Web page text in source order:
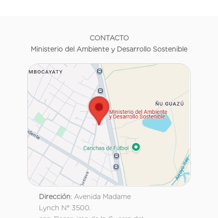
CONTACTO
Ministerio del Ambiente y Desarrollo Sostenible
Dirección: Avenida Madame
Lynch N° 3500.